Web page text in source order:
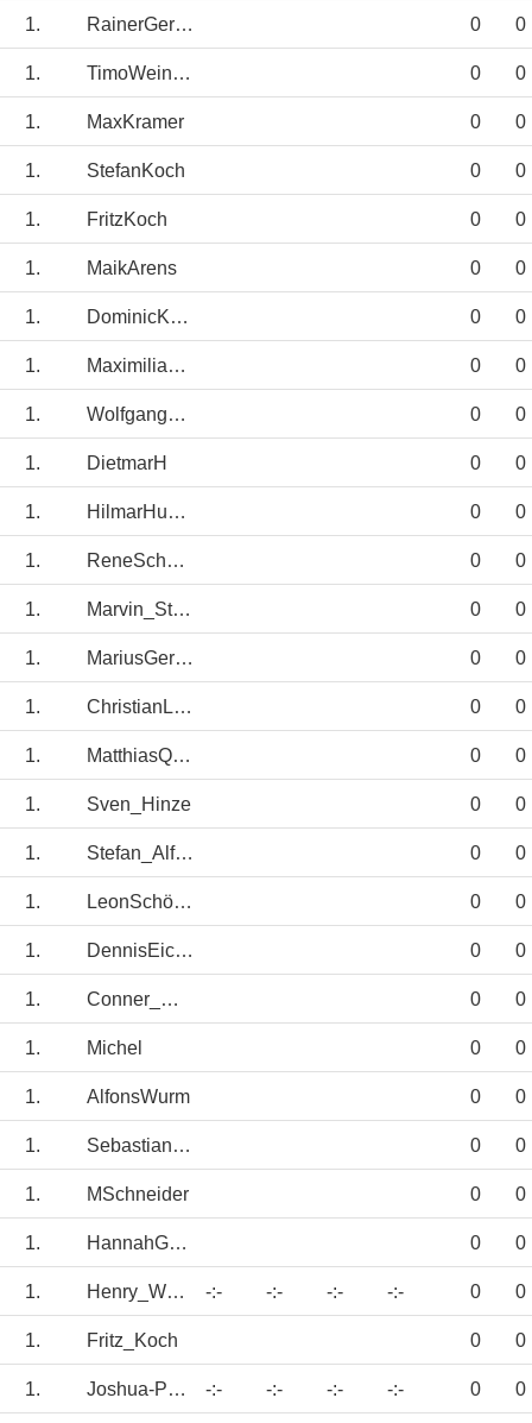
1. RainerGerigk 0 0
1. TimoWeingarten 0 0
1. MaxKramer 0 0
1. StefanKoch 0 0
1. FritzKoch 0 0
1. MaikArens 0 0
1. DominicKruse 0 0
1. MaximilianKoch 0 0
1. WolfgangLemme 0 0
1. DietmarH 0 0
1. HilmarHuperz 0 0
1. ReneSchneider 0 0
1. Marvin_Stahl 0 0
1. MariusGerigk 0 0
1. ChristianLorenz 0 0
1. MatthiasQuast 0 0
1. Sven_Hinze 0 0
1. Stefan_Alfes 0 0
1. LeonSchönauer 0 0
1. DennisEichert 0 0
1. Conner_Walb 0 0
1. Michel 0 0
1. AlfonsWurm 0 0
1. SebastianKoch 0 0
1. MSchneider 0 0
1. HannahGerigk 0 0
1. Henry_Wurm -:- -:- -:- -:- 0 0
1. Fritz_Koch 0 0
1. Joshua-Püttmann -:- -:- -:- -:- 0 0